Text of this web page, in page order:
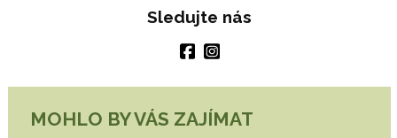
Sledujte nás
MOHLO BY VÁS ZAJÍMAT